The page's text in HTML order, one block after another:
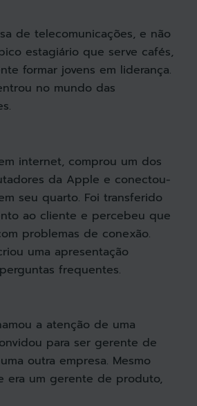
de telecomunicações, e não
estagiário que serve cafés,
formar jovens em liderança.
no mundo das
internet, comprou um dos
da Apple e conectou-
seu quarto. Foi transferido
ao cliente e percebeu que
problemas de conexão.
uma apresentação
frequentes.
a atenção de uma
para ser gerente de
outra empresa. Mesmo
era um gerente de produto,